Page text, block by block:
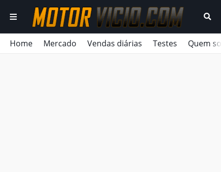
Home Mercado Vendas diárias Testes Quem